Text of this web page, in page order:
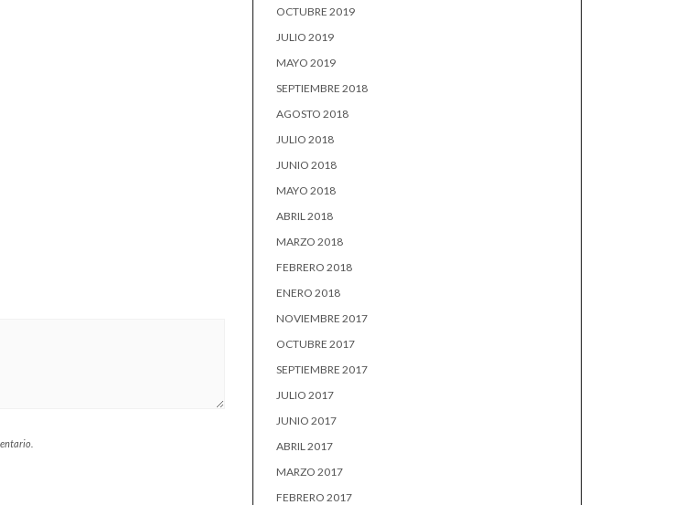
OCTUBRE 2019
JULIO 2019
MAYO 2019
SEPTIEMBRE 2018
AGOSTO 2018
JULIO 2018
JUNIO 2018
MAYO 2018
ABRIL 2018
MARZO 2018
FEBRERO 2018
ENERO 2018
NOVIEMBRE 2017
OCTUBRE 2017
SEPTIEMBRE 2017
JULIO 2017
JUNIO 2017
ABRIL 2017
MARZO 2017
FEBRERO 2017